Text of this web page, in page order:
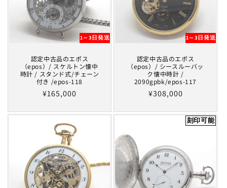
1～3日発送
認定中古品のエポス
（epos）/ スケルトン懐中
時計 / スタンド式/チェーン
付き /epos-118
Regular
¥165,000
1～3日発送
認定中古品のエポス
（epos）/ シースルーバッ
ク懐中時計 /
2090gpbk/epos-117
Regular
¥308,000
刻印可能